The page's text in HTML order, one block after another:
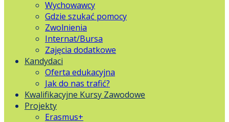
Wychowawcy
Gdzie szukać pomocy
Zwolnienia
Internat/Bursa
Zajęcia dodatkowe
Kandydaci
Oferta edukacyjna
Jak do nas trafić?
Kwalifikacyjne Kursy Zawodowe
Projekty
Erasmus+